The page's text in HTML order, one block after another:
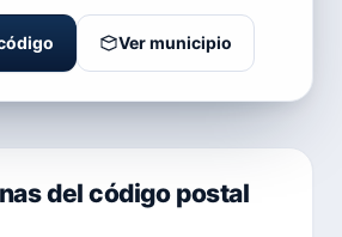
Ver municipio
del código postal